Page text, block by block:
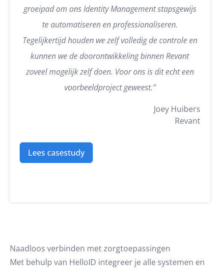
groeipad om ons Identity Management stapsgewijs
te automatiseren en professionaliseren.
Tegelijkertijd houden we zelf volledig de controle en
kunnen we de doorontwikkeling binnen Revant
zoveel mogelijk zelf doen. Voor ons is dit echt een
voorbeeldproject geweest.”
Joey Huibers
Revant
Lees casestudy
Naadloos verbinden met zorgtoepassingen
Met behulp van HelloID integreer je alle systemen en